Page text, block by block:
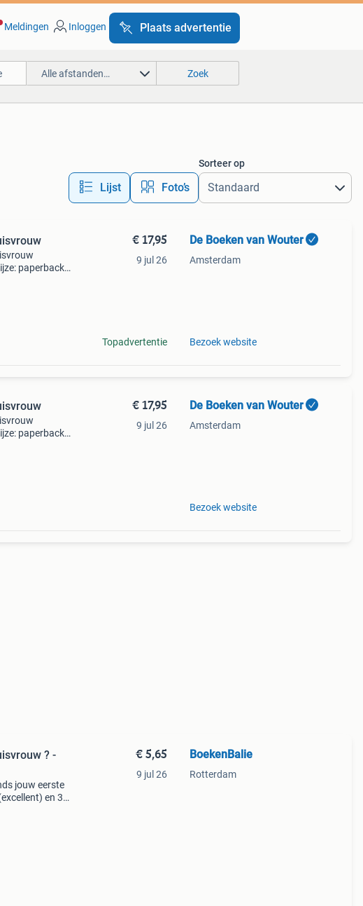
Meldingen Inloggen Plaats advertentie
Alle afstanden… Zoek
Lijst Foto’s
Sorteer op
paperback
€ 17,95
9 jul 26
Topadvertentie
De Boeken van Wouter
Amsterdam
Bezoek website
paperback
€ 17,95
9 jul 26
De Boeken van Wouter
Amsterdam
Bezoek website
? -
jouw eerste
en 30
€ 5,65
9 jul 26
BoekenBalie
Rotterdam